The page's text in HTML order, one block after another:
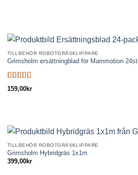
TILLBEHÖR ROBOTGRÄSKLIPPARE
Grimsholm ersättningblad för Mammotion 24st
Betygsatt
5.00
159,00kr
TILLBEHÖR ROBOTGRÄSKLIPPARE
Grimsholm Hybridgräs 1x1m
399,00kr